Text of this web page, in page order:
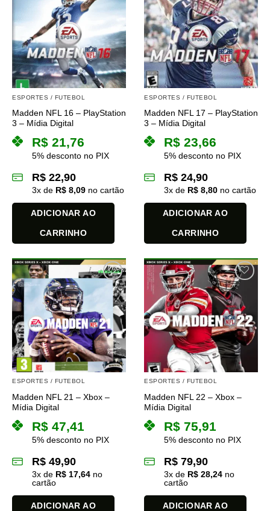
ESPORTES / FUTEBOL
Madden NFL 16 – PlayStation
3 – Mídia Digital
R$ 21,76
5% desconto no PIX
R$ 22,90
3x de R$ 8,09 no cartão
ADICIONAR AO
CARRINHO
ESPORTES / FUTEBOL
Madden NFL 17 – PlayStation
3 – Mídia Digital
R$ 23,66
5% desconto no PIX
R$ 24,90
3x de R$ 8,80 no cartão
ADICIONAR AO
CARRINHO
ESPORTES / FUTEBOL
Madden NFL 21 – Xbox –
Mídia Digital
R$ 47,41
5% desconto no PIX
R$ 49,90
3x de R$ 17,64 no
cartão
ADICIONAR AO
ESPORTES / FUTEBOL
Madden NFL 22 – Xbox –
Mídia Digital
R$ 75,91
5% desconto no PIX
R$ 79,90
3x de R$ 28,24 no
cartão
ADICIONAR AO